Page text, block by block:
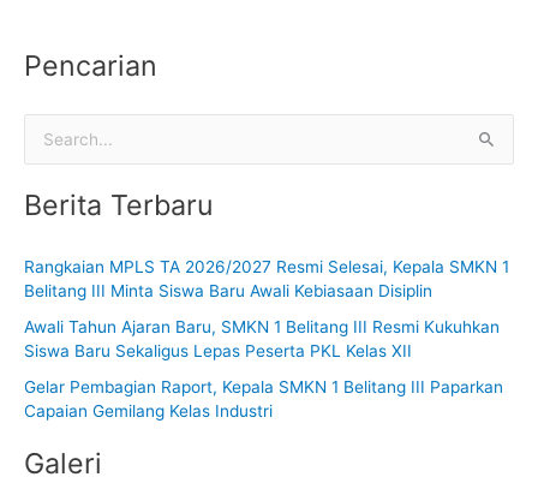
Pencarian
u
t
k
Berita Terbaru
Rangkaian MPLS TA 2026/2027 Resmi Selesai, Kepala SMKN 1
Belitang III Minta Siswa Baru Awali Kebiasaan Disiplin
Awali Tahun Ajaran Baru, SMKN 1 Belitang III Resmi Kukuhkan
Siswa Baru Sekaligus Lepas Peserta PKL Kelas XII
Gelar Pembagian Raport, Kepala SMKN 1 Belitang III Paparkan
Capaian Gemilang Kelas Industri
Galeri